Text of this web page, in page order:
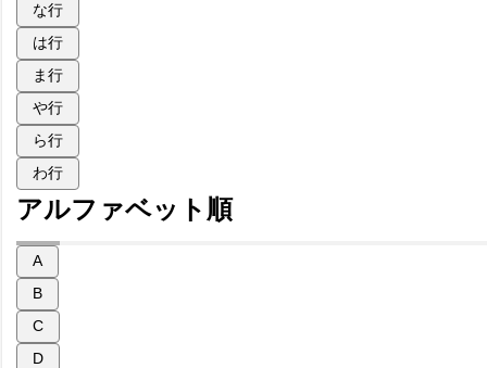
な行
は行
ま行
や行
ら行
わ行
アルファベット順
A
B
C
D